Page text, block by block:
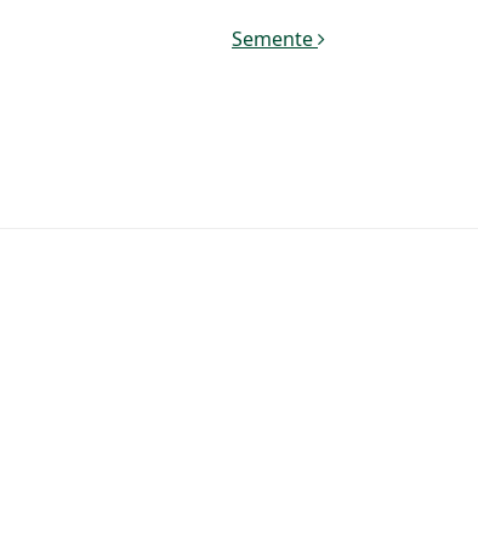
Semente